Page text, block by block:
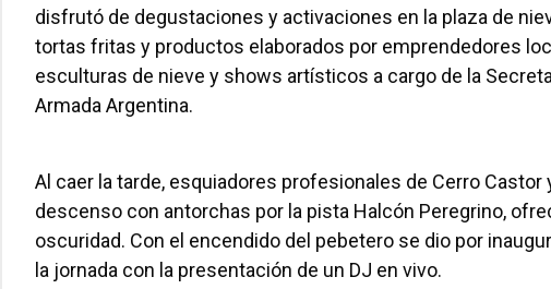
disfrutó de degustaciones y activaciones en la plaza de
tortas fritas y productos elaborados por emprendedores
esculturas de nieve y shows artísticos a cargo de la
Armada Argentina.
Al caer la tarde, esquiadores profesionales de Cerro Castor
descenso con antorchas por la pista Halcón Peregrino,
oscuridad. Con el encendido del pebetero se dio por
la jornada con la presentación de un DJ en vivo.